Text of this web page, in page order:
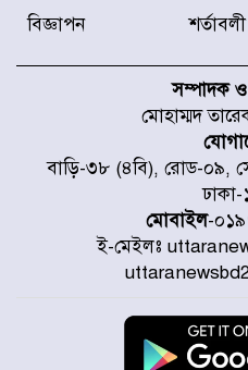
৫ আহত,
জুলাই
নেতারা
বিজ্ঞাপন শর্তাবলী
সম্পাদক
মোহাম্মদ
বাড়ি-৩৮ (৪বি), রোড-০৯,
মোবাইল-
ই-মেইলঃ